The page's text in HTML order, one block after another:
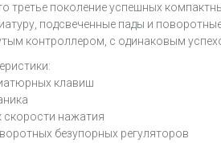
третье поколение успешных
подсвеченные пады и
контроллером, с одинаковым
клавиш
скорости нажатия
безупорных регуляторов